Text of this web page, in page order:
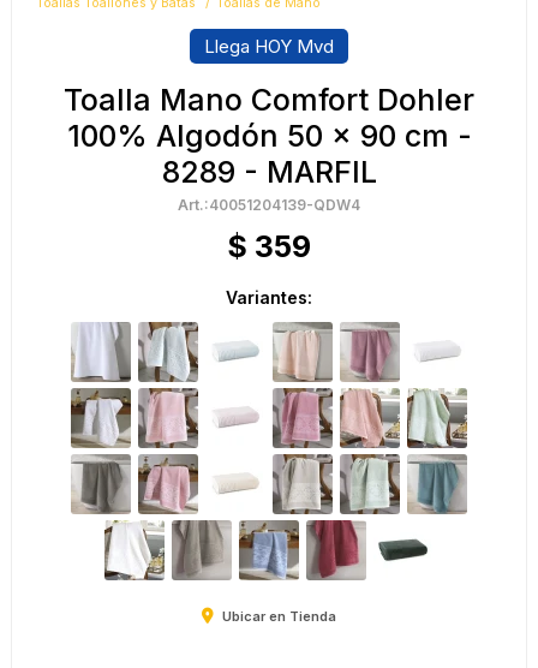
Toallas Toallones y Batas Toallas de Mano
Llega HOY Mvd
Toalla Mano Comfort Dohler
100% Algodón 50 x 90 cm -
8289 - MARFIL
40051204139-QDW4
$ 359
Variantes:
Ubicar en Tienda